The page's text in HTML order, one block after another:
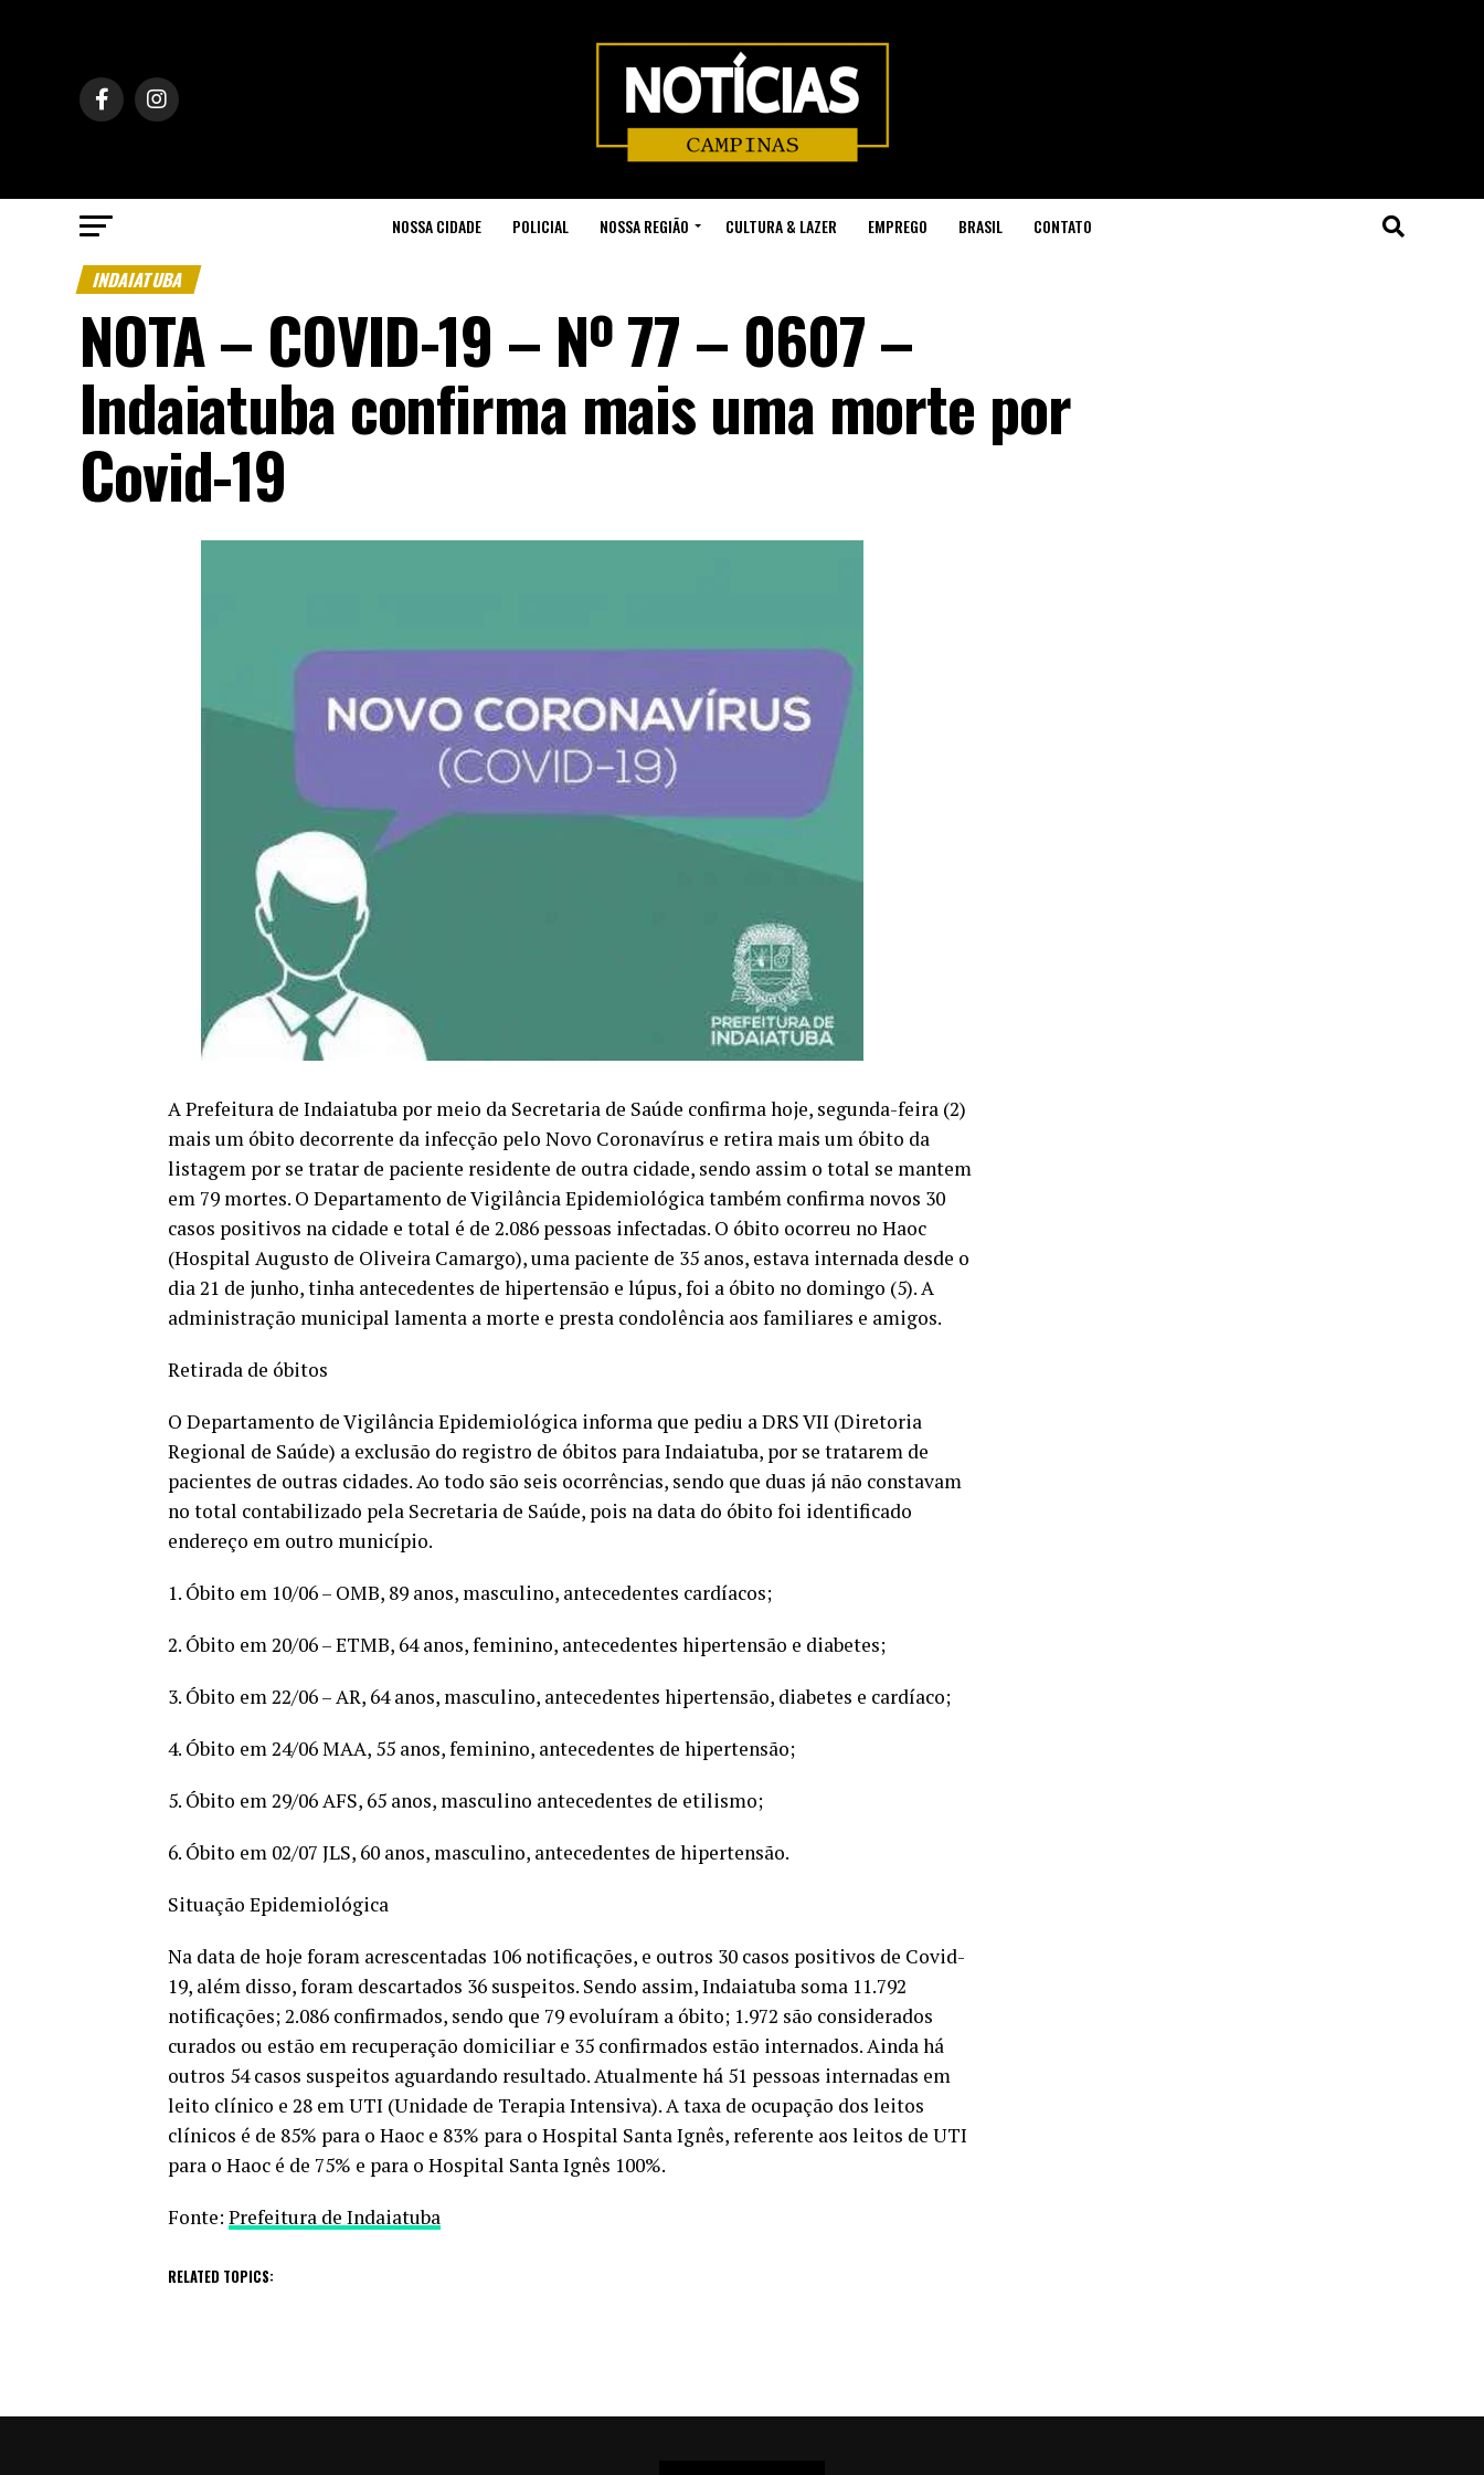
NOSSA CIDADE POLICIAL NOSSA REGIÃO CULTURA & LAZER EMPREGO BRASIL CONTATO
INDAIATUBA
NOTA – COVID-19 – Nº 77 – 0607 –
Indaiatuba confirma mais uma morte por
Covid-19
A Prefeitura de Indaiatuba por meio da Secretaria de Saúde confirma hoje, segunda-feira (2)
mais um óbito decorrente da infecção pelo Novo Coronavírus e retira mais um óbito da
listagem por se tratar de paciente residente de outra cidade, sendo assim o total se mantem
em 79 mortes. O Departamento de Vigilância Epidemiológica também confirma novos 30
casos positivos na cidade e total é de 2.086 pessoas infectadas. O óbito ocorreu no Haoc
(Hospital Augusto de Oliveira Camargo), uma paciente de 35 anos, estava internada desde o
dia 21 de junho, tinha antecedentes de hipertensão e lúpus, foi a óbito no domingo (5). A
administração municipal lamenta a morte e presta condolência aos familiares e amigos.
Retirada de óbitos
O Departamento de Vigilância Epidemiológica informa que pediu a DRS VII (Diretoria
Regional de Saúde) a exclusão do registro de óbitos para Indaiatuba, por se tratarem de
pacientes de outras cidades. Ao todo são seis ocorrências, sendo que duas já não constavam
no total contabilizado pela Secretaria de Saúde, pois na data do óbito foi identificado
endereço em outro município.
1. Óbito em 10/06 – OMB, 89 anos, masculino, antecedentes cardíacos;
2. Óbito em 20/06 – ETMB, 64 anos, feminino, antecedentes hipertensão e diabetes;
3. Óbito em 22/06 – AR, 64 anos, masculino, antecedentes hipertensão, diabetes e cardíaco;
4. Óbito em 24/06 MAA, 55 anos, feminino, antecedentes de hipertensão;
5. Óbito em 29/06 AFS, 65 anos, masculino antecedentes de etilismo;
6. Óbito em 02/07 JLS, 60 anos, masculino, antecedentes de hipertensão.
Situação Epidemiológica
Na data de hoje foram acrescentadas 106 notificações, e outros 30 casos positivos de Covid-
19, além disso, foram descartados 36 suspeitos. Sendo assim, Indaiatuba soma 11.792
notificações; 2.086 confirmados, sendo que 79 evoluíram a óbito; 1.972 são considerados
curados ou estão em recuperação domiciliar e 35 confirmados estão internados. Ainda há
outros 54 casos suspeitos aguardando resultado. Atualmente há 51 pessoas internadas em
leito clínico e 28 em UTI (Unidade de Terapia Intensiva). A taxa de ocupação dos leitos
clínicos é de 85% para o Haoc e 83% para o Hospital Santa Ignês, referente aos leitos de UTI
para o Haoc é de 75% e para o Hospital Santa Ignês 100%.
Fonte: Prefeitura de Indaiatuba
RELATED TOPICS: